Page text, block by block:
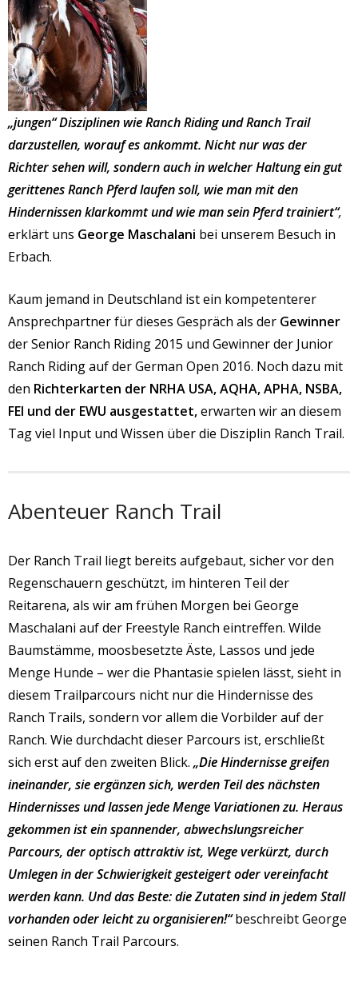
„jungen“ Disziplinen wie Ranch Riding und Ranch Trail
darzustellen, worauf es ankommt. Nicht nur was der
Richter sehen will, sondern auch in welcher Haltung ein gut
gerittenes Ranch Pferd laufen soll, wie man mit den
Hindernissen klarkommt und wie man sein Pferd trainiert“,
erklärt uns George Maschalani bei unserem Besuch in
Erbach.
Kaum jemand in Deutschland ist ein kompetenterer
Ansprechpartner für dieses Gespräch als der Gewinner
der Senior Ranch Riding 2015 und Gewinner der Junior
Ranch Riding auf der German Open 2016. Noch dazu mit
den Richterkarten der NRHA USA, AQHA, APHA, NSBA,
FEI und der EWU ausgestattet,erwarten wir an diesem
Tag viel Input und Wissen über die Disziplin Ranch Trail.
Abenteuer Ranch Trail
Der Ranch Trail liegt bereits aufgebaut, sicher vor den
Regenschauern geschützt, im hinteren Teil der
Reitarena, als wir am frühen Morgen bei George
Maschalani auf der Freestyle Ranch eintreffen. Wilde
Baumstämme, moosbesetzte Äste, Lassos und jede
Menge Hunde – wer die Phantasie spielen lässt, sieht in
diesem Trailparcours nicht nur die Hindernisse des
Ranch Trails, sondern vor allem die Vorbilder auf der
Ranch. Wie durchdacht dieser Parcours ist, erschließt
sich erst auf den zweiten Blick. „Die Hindernisse greifen
ineinander, sie ergänzen sich, werden Teil des nächsten
Hindernisses und lassen jede Menge Variationen zu. Heraus
gekommen ist ein spannender, abwechslungsreicher
Parcours, der optisch attraktiv ist, Wege verkürzt, durch
Umlegen in der Schwierigkeit gesteigert oder vereinfacht
werden kann. Und das Beste: die Zutaten sind in jedem Stall
vorhanden oder leicht zu organisieren!“ beschreibt George
seinen Ranch Trail Parcours.